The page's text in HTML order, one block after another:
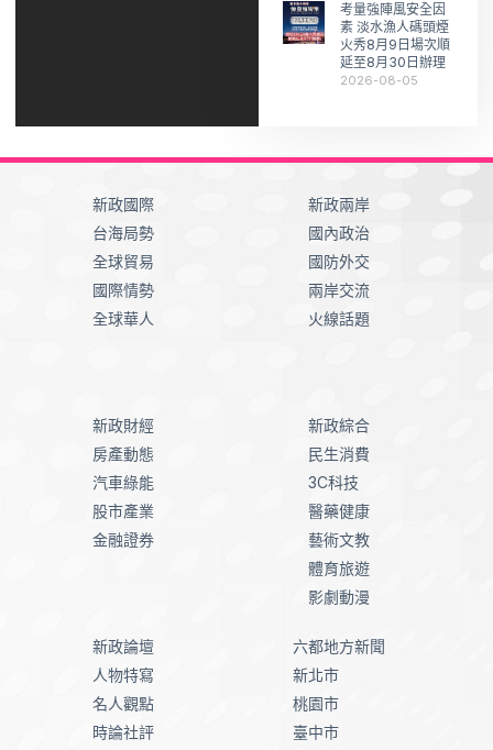
考量強陣風安全因
素 淡水漁人碼頭煙
火秀8月9日場次順
延至8月30日辦理
2026-08-05
新政國際
台海局勢
全球貿易
國際情勢
全球華人
新政兩岸
國內政治
國防外交
兩岸交流
火線話題
新政財經
房產動態
汽車綠能
股市產業
金融證券
新政綜合
民生消費
3C科技
醫藥健康
藝術文教
體育旅遊
影劇動漫
新政論壇
人物特寫
名人觀點
時論社評
六都地方新聞
新北市
桃園市
臺中市